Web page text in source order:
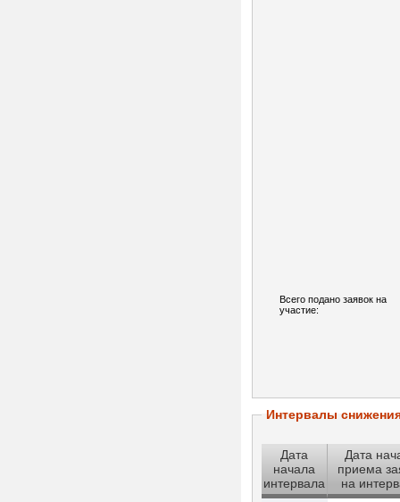
Всего подано заявок на
участие:
Интервалы
Дата
начала
интервала
Дата
приема
на